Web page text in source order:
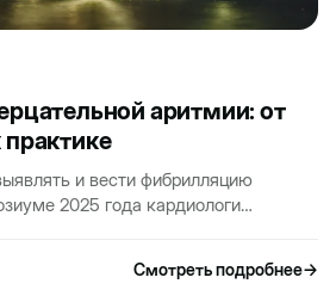
аритмии: от
и вести фибрилляцию
2025 года кардиологи
Смотреть подробнее→